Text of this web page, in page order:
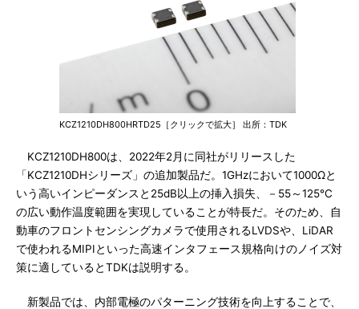
KCZ1210DH800HRTD25［クリックで拡大］ 出所：TDK
KCZ1210DH800は、2022年2月に同社がリリースした
「KCZ1210DHシリーズ」の追加製品だ。1GHzにおいて1000Ωと
いう高いインピーダンスと25dB以上の挿入損失、－55～125℃
の広い動作温度範囲を実現していることが特長だ。そのため、自
動車のフロントセンシングカメラで使用されるLVDSや、LiDAR
で使われるMIPIといった高速インタフェース規格向けのノイズ対
策に適しているとTDKは説明する。
新製品では、内部電極のパターニング技術を向上することで、